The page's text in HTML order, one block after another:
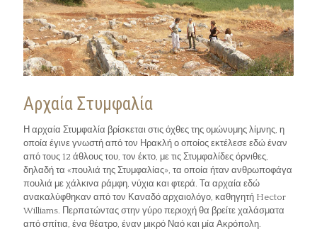
Αρχαία Στυμφαλία
Η αρχαία Στυμφαλία βρίσκεται στις όχθες της ομώνυμης λίμνης, η
οποία έγινε γνωστή από τον Ηρακλή ο οποίος εκτέλεσε εδώ έναν
από τους 12 άθλους του, τον έκτο, με τις Στυμφαλίδες όρνιθες,
δηλαδή τα «πουλιά της Στυμφαλίας», τα οποία ήταν ανθρωποφάγα
πουλιά με χάλκινα ράμφη, νύχια και φτερά. Τα αρχαία εδώ
ανακαλύφθηκαν από τον Καναδό αρχαιολόγο, καθηγητή Hector
Williams. Περπατώντας στην γύρο περιοχή θα βρείτε χαλάσματα
από σπίτια, ένα θέατρο, έναν μικρό Ναό και μία Ακρόπολη.